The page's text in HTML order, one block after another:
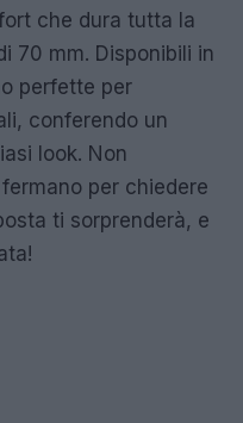
che dura tutta la
70 mm. Disponibili in
perfette per
conferendo un
look. Non
per chiedere
ti sorprenderà, e